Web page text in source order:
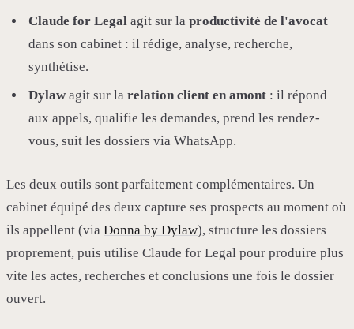
Claude for Legal agit sur la productivité de l'avocat
dans son cabinet : il rédige, analyse, recherche,
synthétise.
Dylaw agit sur la relation client en amont : il répond
aux appels, qualifie les demandes, prend les rendez-
vous, suit les dossiers via WhatsApp.
Les deux outils sont parfaitement complémentaires. Un
cabinet équipé des deux capture ses prospects au moment où
ils appellent (via Donna by Dylaw), structure les dossiers
proprement, puis utilise Claude for Legal pour produire plus
vite les actes, recherches et conclusions une fois le dossier
ouvert.